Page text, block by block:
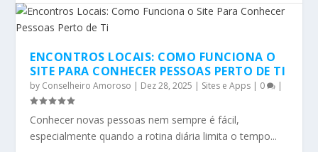
ENCONTROS LOCAIS: COMO FUNCIONA O
SITE PARA CONHECER PESSOAS PERTO DE TI
by Conselheiro Amoroso | Dez 28, 2025 | Sites e Apps | 0 |
Conhecer novas pessoas nem sempre é fácil,
especialmente quando a rotina diária limita o tempo...